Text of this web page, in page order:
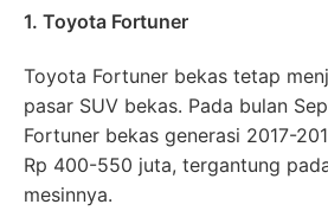
1. Toyota Fortuner
Toyota Fortuner bekas tetap
pasar SUV bekas. Pada bulan
Fortuner bekas generasi 2017-
Rp 400-550 juta, tergantung
mesinnya.